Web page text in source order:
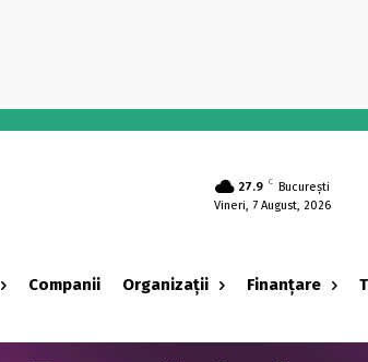
27.9 C București
Vineri, 7 August, 2026
Companii Organizații Finanțare
-